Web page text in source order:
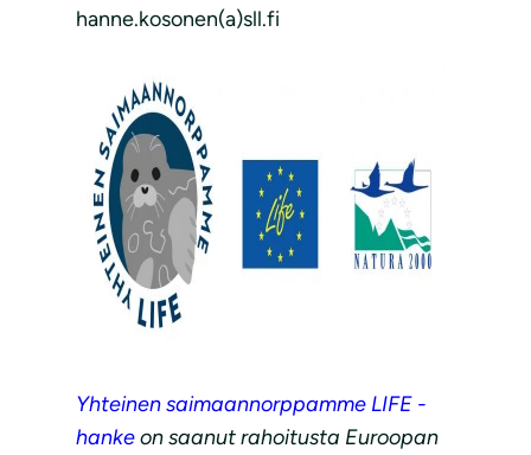
hanne.kosonen(a)sll.fi
Yhteinen saimaannorppamme LIFE -
hankeon saanut rahoitusta Euroopan